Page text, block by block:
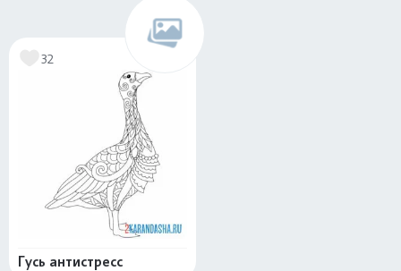
32
Гусь антистресс